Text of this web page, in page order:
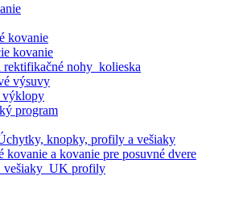
kovanie
kovanie
rektifikačné nohy_kolieska
výsuvy
výklopy
program
knopky, profily a vešiaky
kovanie a kovanie pre posuvné dvere
profily